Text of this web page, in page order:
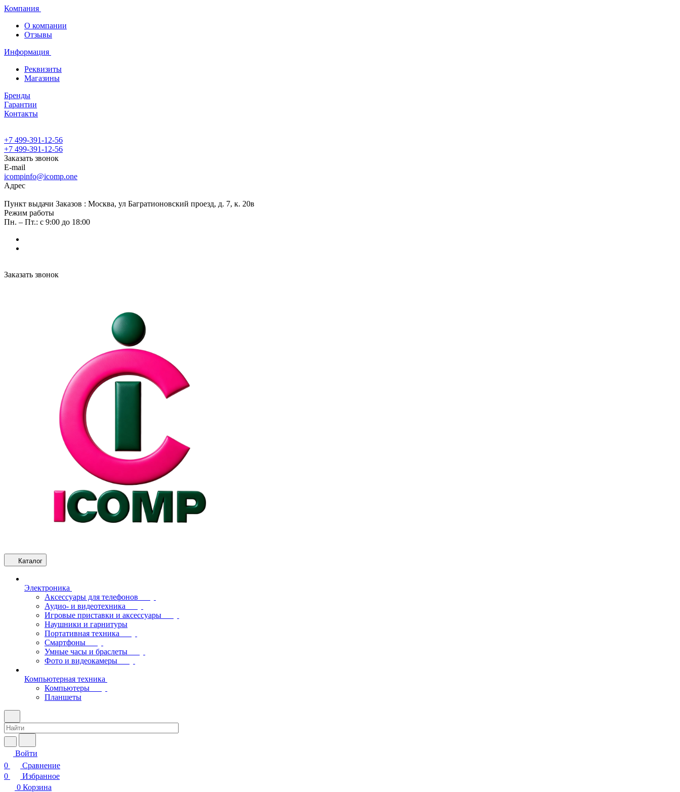
Компания
О компании
Отзывы
Информация
Реквизиты
Магазины
Бренды
Гарантии
Контакты
+7 499-391-12-56
+7 499-391-12-56
Заказать звонок
E-mail
icompinfo@icomp.one
Адрес
Пункт выдачи Заказов : Москва, ул Багратионовский проезд, д. 7, к. 20в
Режим работы
Пн. – Пт.: с 9:00 до 18:00
Заказать звонок
Каталог
Электроника
Аксессуары для телефонов
Аудио- и видеотехника
Игровые приставки и аксессуары
Наушники и гарнитуры
Портативная техника
Смартфоны
Умные часы и браслеты
Фото и видеокамеры
Компьютерная техника
Компьютеры
Планшеты
Войти
0
Сравнение
0
Избранное
0 Корзина